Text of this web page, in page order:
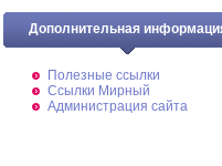
Дополнительная
Полезные ссылки
Ссылки Мирный
Администрация сайта